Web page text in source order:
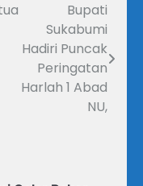
Bupati
Sukabumi
Hadiri Puncak
Peringatan
Harlah 1 Abad
NU,